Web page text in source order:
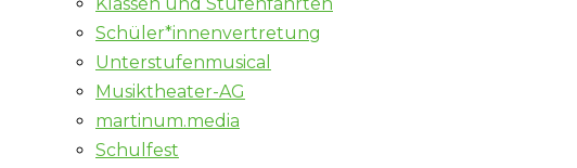
Schüler*innenvertretung
Unterstufenmusical
Musiktheater-AG
martinum.media
Schulfest